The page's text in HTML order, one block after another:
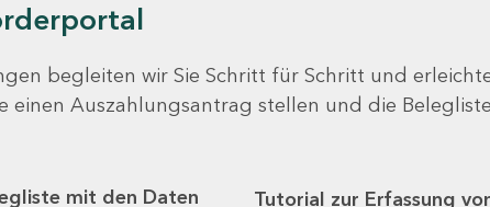
begleiten wir Sie Schritt für Schritt und
einen Auszahlungsantrag stellen und die
mit den Daten
Tutorial zur Erfassung